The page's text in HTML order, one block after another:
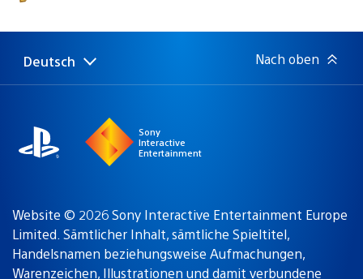
Select
a
Aktuelle
Region:
Deutsch Nach oben
Sony
Interactive
Entertainment
Website © 2026 Sony Interactive Entertainment Europe
Limited. Sämtlicher Inhalt, sämtliche Spieltitel,
Handelsnamen beziehungsweise Aufmachungen,
Warenzeichen, Illustrationen und damit verbundene